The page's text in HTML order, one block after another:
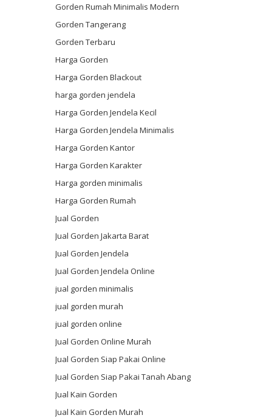
Gorden Rumah Minimalis Modern
Gorden Tangerang
Gorden Terbaru
Harga Gorden
Harga Gorden Blackout
harga gorden jendela
Harga Gorden Jendela Kecil
Harga Gorden Jendela Minimalis
Harga Gorden Kantor
Harga Gorden Karakter
Harga gorden minimalis
Harga Gorden Rumah
Jual Gorden
Jual Gorden Jakarta Barat
Jual Gorden Jendela
Jual Gorden Jendela Online
jual gorden minimalis
jual gorden murah
jual gorden online
Jual Gorden Online Murah
Jual Gorden Siap Pakai Online
Jual Gorden Siap Pakai Tanah Abang
Jual Kain Gorden
Jual Kain Gorden Murah